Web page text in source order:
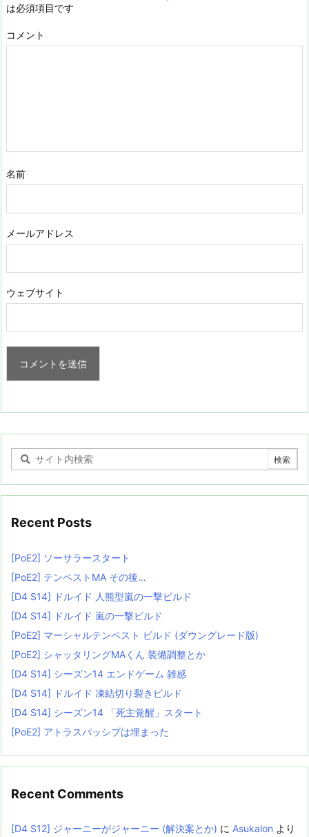
は必須項目です
コメント
名前
メールアドレス
ウェブサイト
Recent Posts
[PoE2] ソーサラースタート
[PoE2] テンペストMA その後…
[D4 S14] ドルイド 人熊型嵐の一撃ビルド
[D4 S14] ドルイド 嵐の一撃ビルド
[PoE2] マーシャルテンペスト ビルド (ダウングレード版)
[PoE2] シャッタリングMAくん 装備調整とか
[D4 S14] シーズン14 エンドゲーム 雑感
[D4 S14] ドルイド 凍結切り裂きビルド
[D4 S14] シーズン14 「死主覚醒」スタート
[PoE2] アトラスパッシブは埋まった
Recent Comments
[D4 S12] ジャーニーがジャーニー (解決案とか) に Asukalon より